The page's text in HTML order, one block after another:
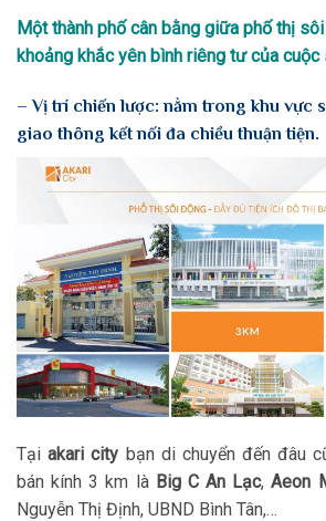
Một thành phố cân bằng giữa phố thị
khoảng khắc yên bình riêng tư của cuộc
– Vị trí chiến lược: nằm trong khu vực
giao thông kết nối đa chiều thuận tiện.
Tạiakari city bạn di chuyển đến đâu
bán kính 3 km là Big C An Lạc,Aeon
Nguyễn Thị Định, UBND Bình Tân,…